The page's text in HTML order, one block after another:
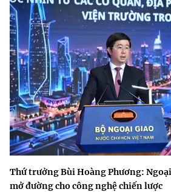
Thứ trưởng Bùi Hoàng Phương:
mở đường cho công nghệ chiến lược